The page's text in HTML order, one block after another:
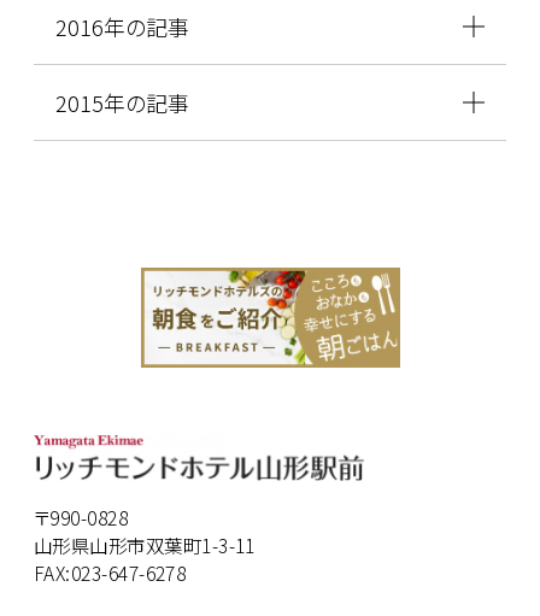
2016年の記事
2015年の記事
〒990-0828
山形県山形市双葉町1-3-11
FAX:023-647-6278